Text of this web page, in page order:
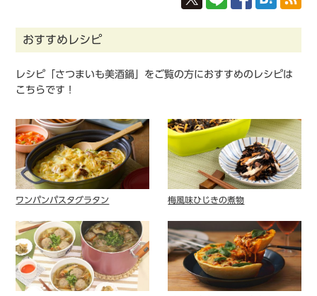
おすすめレシピ
レシピ「さつまいも美酒鍋」をご覧の方におすすめのレシピは
こちらです！
ワンパンパスタグラタン 梅風味ひじきの煮物